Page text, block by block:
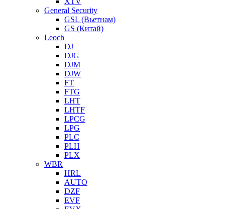
General Security
GSL (Вьетнам)
GS (Китай)
Leoch
DJ
DJG
DJM
DJW
FT
FTG
LHT
LHTF
LPCG
LPG
PLC
PLH
PLX
WBR
HRL
AUTO
DZF
EVF